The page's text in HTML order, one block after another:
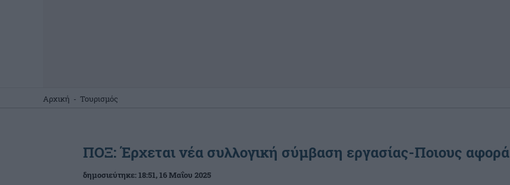
Αρχική - Τουρισμός
ΠΟΞ: Έρχεται νέα συλλογική σύμβαση εργασίας-Ποιους αφορά
δημοσιεύτηκε:18:51, 16 Μαΐου 2025